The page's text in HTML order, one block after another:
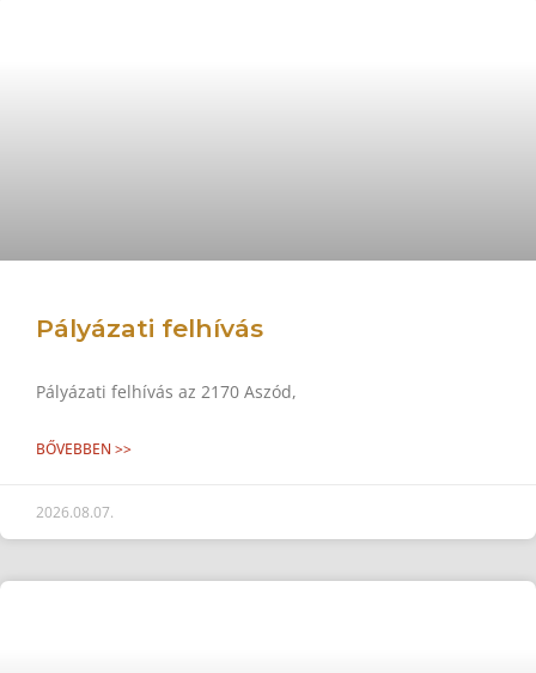
Pályázati felhívás
Pályázati felhívás az 2170 Aszód,
BŐVEBBEN >>
2026.08.07.